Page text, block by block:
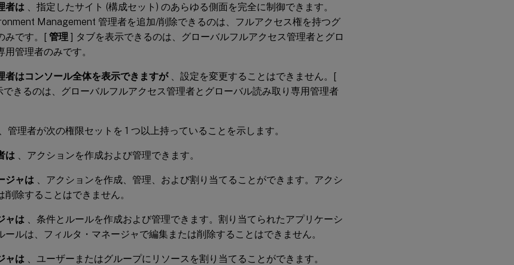
者は 、指定したサイト (構成セット) のあらゆる側面を完全に制御できます。
Management 管理者を追加/削除できるのは、フルアクセス権を持つグ
みです。[ 管理 ] タブを表示できるのは、グローバルフルアクセス管理者とグロ
管理者のみです。
者はコンソール全体を表示できますが、設定を変更することはできません。[
できるのは、グローバルフルアクセス管理者とグローバル読み取り専用管理者
、管理者が次の権限セットを 1 つ以上持っていることを示します。
は 、アクションを作成および管理できます。
ジャは 、アクションを作成、管理、および割り当てることができます。アクシ
削除することはできません。
ャは 、条件とルールを作成および管理できます。割り当てられたアプリケーシ
ールは、フィルタ・マネージャで編集または削除することはできません。
ャは 、ユーザーまたはグループにリソースを割り当てることができます。